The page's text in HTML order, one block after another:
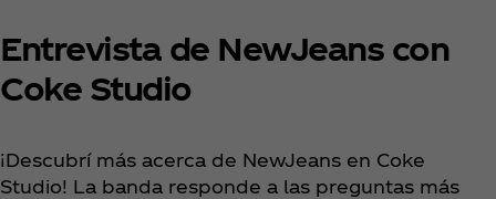
Entrevista de NewJeans con
Coke Studio
¡Descubrí más acerca de NewJeans en Coke
Studio! La banda responde a las preguntas más